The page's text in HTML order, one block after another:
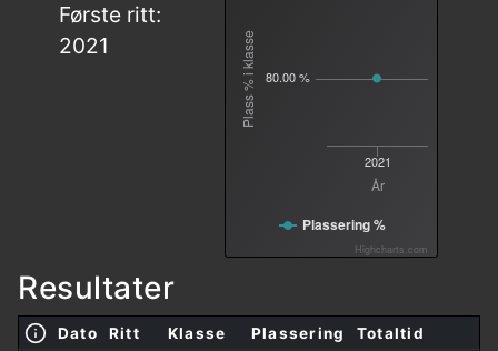
Første ritt:
2021
År
Plass % i klasse
2021
80.00 %
Plassering %
Highcharts.com
Resultater
Dato Ritt Klasse Plassering
Totaltid